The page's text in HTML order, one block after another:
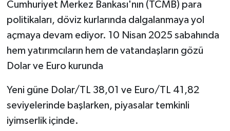
Cumhuriyet Merkez Bankası'nın (TCMB) para
politikaları, döviz kurlarında dalgalanmaya yol
açmaya devam ediyor. 10 Nisan 2025 sabahında
hem yatırımcıların hem de vatandaşların gözü
Dolar ve Euro kurunda
Yeni güne Dolar/TL 38,01 ve Euro/TL 41,82
seviyelerinde başlarken, piyasalar temkinli
iyimserlik içinde.